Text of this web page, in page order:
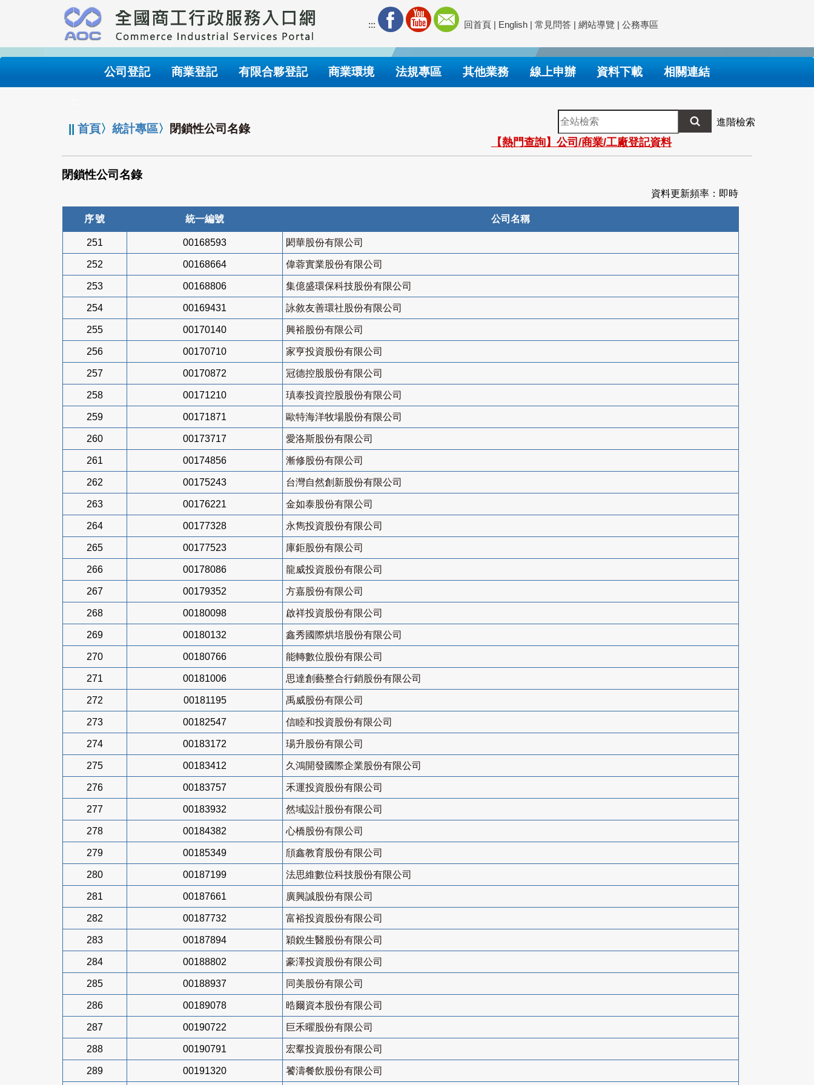
要
內
::: 回首頁 | English | 常見問答 | 網站導覽 | 公務專區
公司登記 商業登記 有限合夥登記 商業環境 法規專區 其他業務 線上申辦 資料下載 相關連結
||首頁〉統計專區〉 閉鎖性公司名錄
全
站
檢
索
進階檢索
【熱門查詢】公司/商業/工廠登記資料
閉鎖性公司名錄
資料更新頻率：即時
序號 統一編號 公司名稱
251 00168593 閎華股份有限公司
252 00168664 偉蓉實業股份有限公司
253 00168806 集億盛環保科技股份有限公司
254 00169431 詠敘友善環社股份有限公司
255 00170140 興裕股份有限公司
256 00170710 家亨投資股份有限公司
257 00170872 冠德控股股份有限公司
258 00171210 瑱泰投資控股股份有限公司
259 00171871 歐特海洋牧場股份有限公司
260 00173717 愛洛斯股份有限公司
261 00174856 漸修股份有限公司
262 00175243 台灣自然創新股份有限公司
263 00176221 金如泰股份有限公司
264 00177328 永雋投資股份有限公司
265 00177523 庫鉅股份有限公司
266 00178086 龍威投資股份有限公司
267 00179352 方嘉股份有限公司
268 00180098 啟祥投資股份有限公司
269 00180132 鑫秀國際烘培股份有限公司
270 00180766 能轉數位股份有限公司
271 00181006 思達創藝整合行銷股份有限公司
272 00181195 禹威股份有限公司
273 00182547 信睦和投資股份有限公司
274 00183172 瑒升股份有限公司
275 00183412 久鴻開發國際企業股份有限公司
276 00183757 禾運投資股份有限公司
277 00183932 然域設計股份有限公司
278 00184382 心橋股份有限公司
279 00185349 頎鑫教育股份有限公司
280 00187199 法思維數位科技股份有限公司
281 00187661 廣興誠股份有限公司
282 00187732 富裕投資股份有限公司
283 00187894 穎銳生醫股份有限公司
284 00188802 豪澤投資股份有限公司
285 00188937 同美股份有限公司
286 00189078 晧爾資本股份有限公司
287 00190722 巨禾曜股份有限公司
288 00190791 宏羣投資股份有限公司
289 00191320 饕濤餐飲股份有限公司